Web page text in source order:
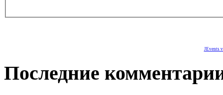
JEvents
Последние